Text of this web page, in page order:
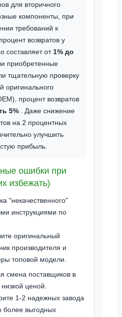
для вторичного
компоненты, при
требований к
возвратов у
составляет от 1% до
приобретенные
тщательную проверку
оригинального
процент возвратов
5% . Даже снижение
на 2 процентных
улучшить
прибыль.
ошибки при
избежать)
"некачественного"
инструкциями по
оригинальный
производителя и
топовой модели.
смена поставщиков в
ценой.
1-2 надежных завода
более выгодных